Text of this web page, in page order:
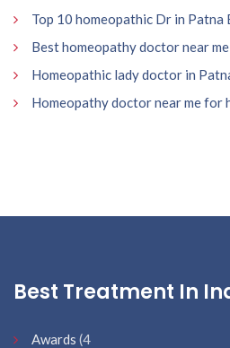
Top 10 homeopathic Dr in Patna
Best homeopathy doctor near me
Homeopathic lady doctor in
Homeopathy doctor near me for
Best Treatment In
Awards (4